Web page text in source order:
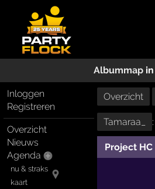
Albummap in
Inloggen
Registreren
Overzicht
Nieuws
Agenda
nu & straks
kaart
Overzicht
Tamaraa_ :
Project HC